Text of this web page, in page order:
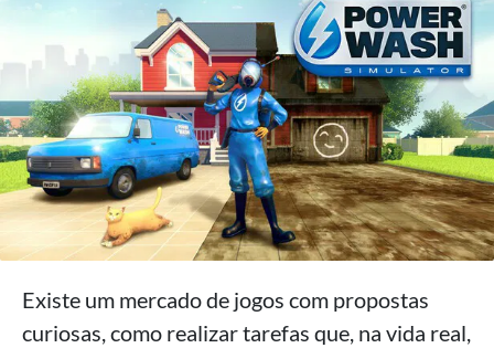
Existe um mercado de jogos com propostas
curiosas, como realizar tarefas que, na vida real,